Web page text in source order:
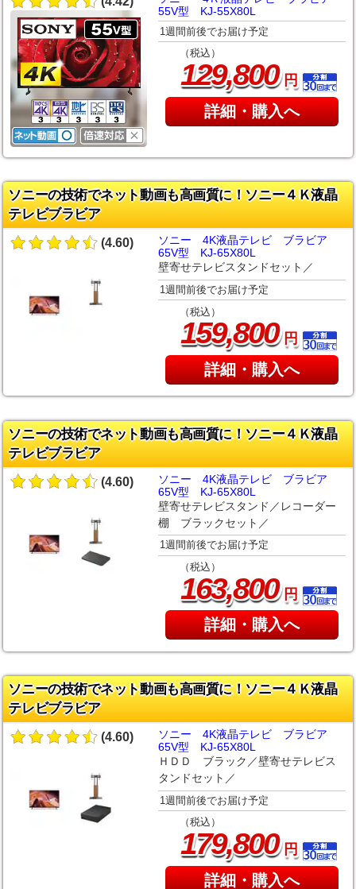
55V型 KJ-55X80L
1週間前後でお届け予定
（税込）
129,800円
詳細・購入へ
ソニーの技術でネット動画も高画質に！ソニー４Ｋ液晶
テレビブラビア
(4.60)
ソニー 4K液晶テレビ ブラビア
65V型 KJ-65X80L
壁寄せテレビスタンドセット／
1週間前後でお届け予定
（税込）
159,800円
詳細・購入へ
ソニーの技術でネット動画も高画質に！ソニー４Ｋ液晶
テレビブラビア
(4.60)
ソニー 4K液晶テレビ ブラビア
65V型 KJ-65X80L
壁寄せテレビスタンド／レコーダー
棚 ブラックセット／
1週間前後でお届け予定
（税込）
163,800円
詳細・購入へ
ソニーの技術でネット動画も高画質に！ソニー４Ｋ液晶
テレビブラビア
(4.60)
ソニー 4K液晶テレビ ブラビア
65V型 KJ-65X80L
ＨＤＤ ブラック／壁寄せテレビス
タンドセット／
1週間前後でお届け予定
（税込）
179,800円
詳細・購入へ